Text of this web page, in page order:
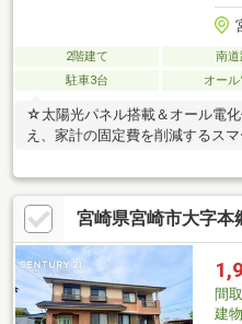
2階建て 南道
駐車3台
オー
☆太陽光パネル搭載＆オール電
え、家計の固定費を削減するスマ
宮崎県宮崎市大字本
間
建